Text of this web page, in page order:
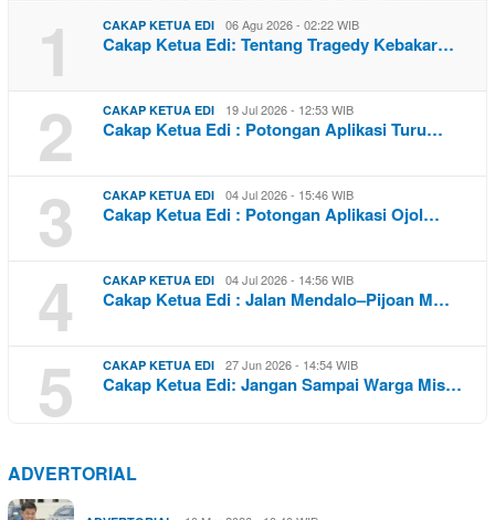
1 CAKAP KETUA EDI 06 Agu 2026 - 02:22 WIB
Cakap Ketua Edi: Tentang Tragedy Kebakar…
2 CAKAP KETUA EDI 19 Jul 2026 - 12:53 WIB
Cakap Ketua Edi : Potongan Aplikasi Turu…
3 CAKAP KETUA EDI 04 Jul 2026 - 15:46 WIB
Cakap Ketua Edi : Potongan Aplikasi Ojol…
4 CAKAP KETUA EDI 04 Jul 2026 - 14:56 WIB
Cakap Ketua Edi : Jalan Mendalo–Pijoan M…
5 CAKAP KETUA EDI 27 Jun 2026 - 14:54 WIB
Cakap Ketua Edi: Jangan Sampai Warga Mis…
ADVERTORIAL